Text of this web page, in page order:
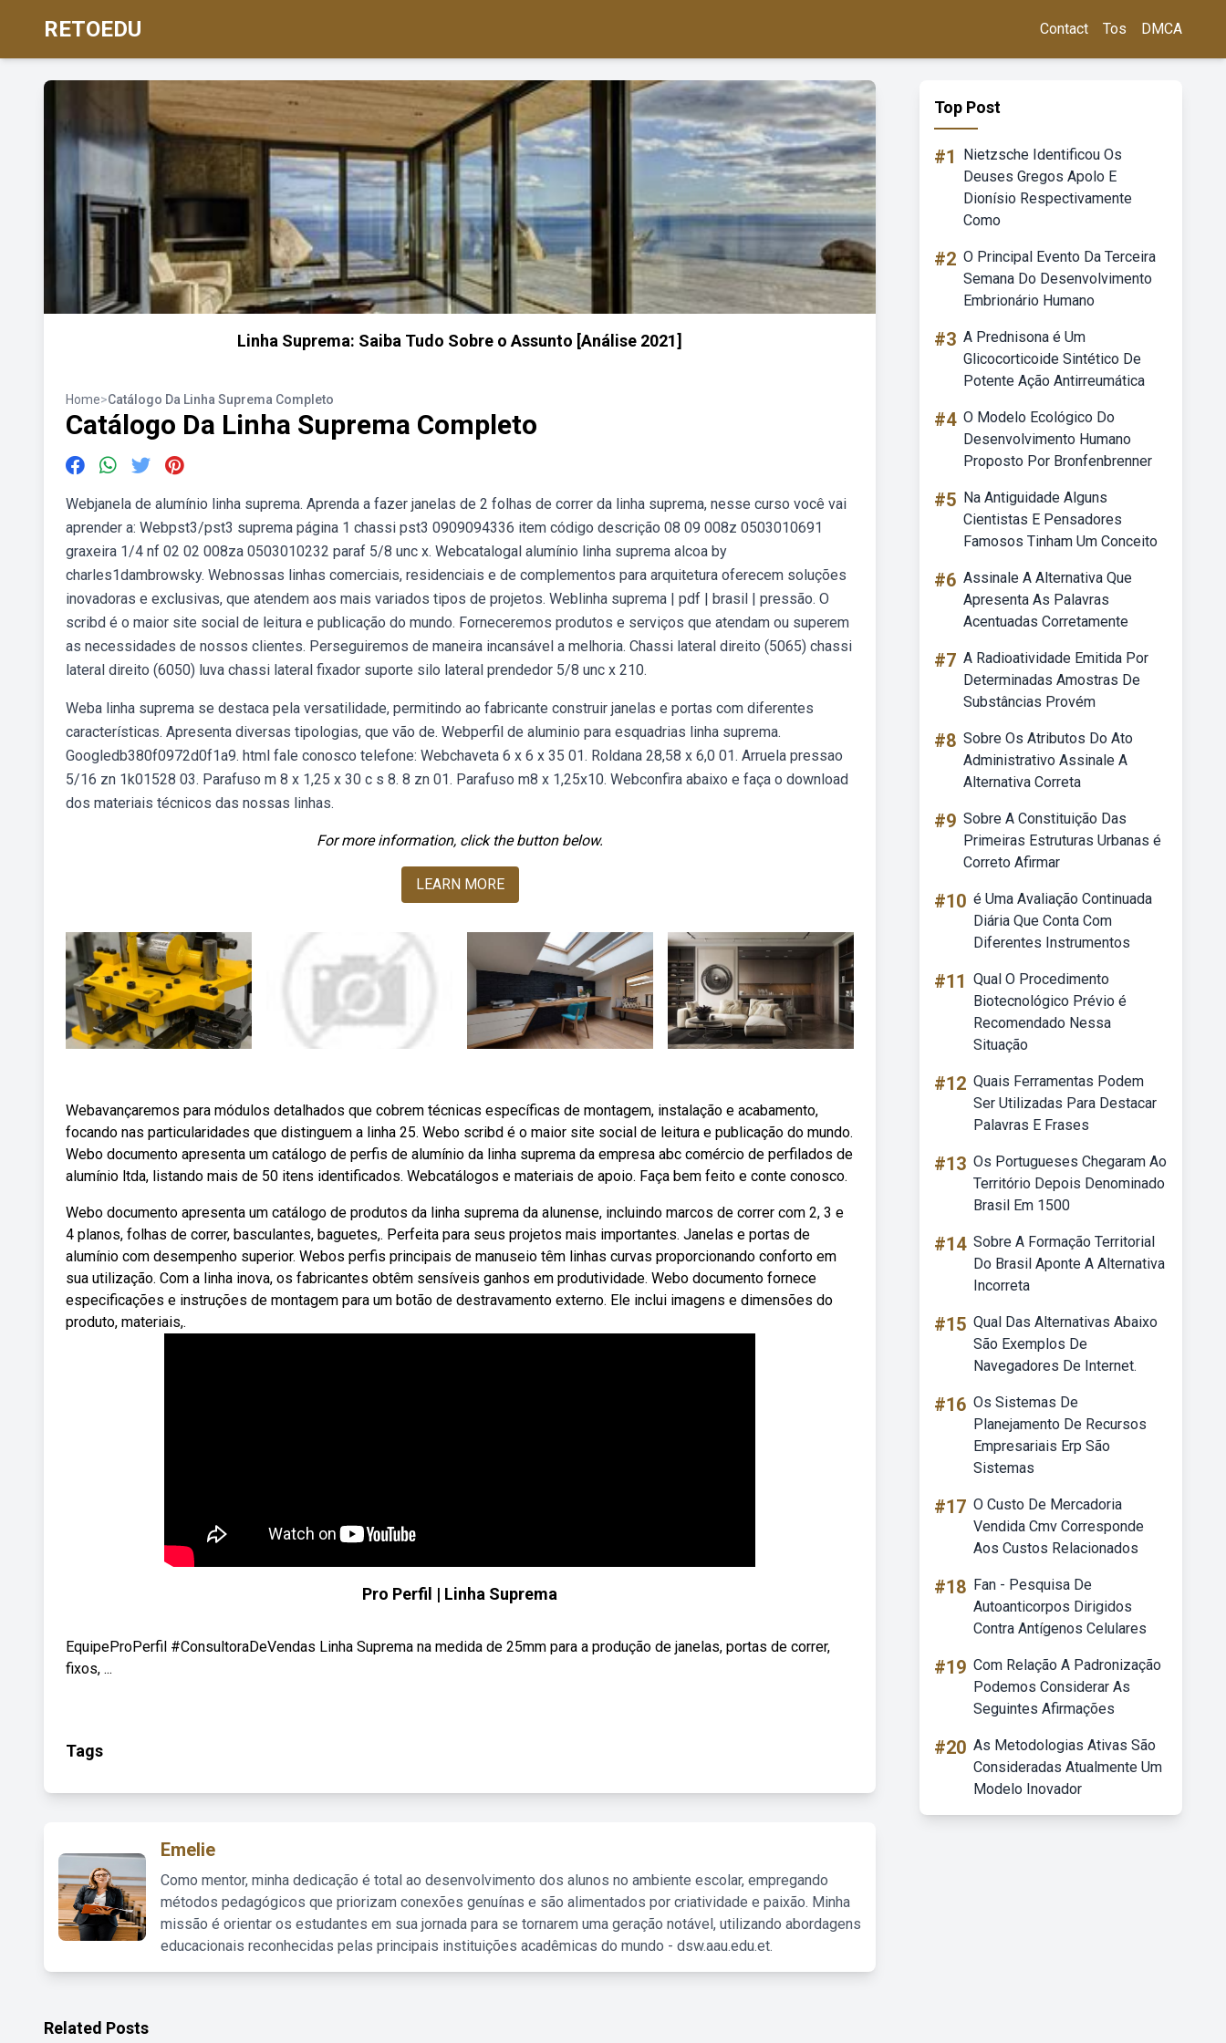
RETOEDU Contact Tos DMCA
Linha Suprema: Saiba Tudo Sobre o Assunto [Análise 2021]
Home>Catálogo Da Linha Suprema Completo
Catálogo Da Linha Suprema Completo
Webjanela de alumínio linha suprema. Aprenda a fazer janelas de 2 folhas de correr da linha suprema, nesse curso você vai
aprender a: Webpst3/pst3 suprema página 1 chassi pst3 0909094336 item código descrição 08 09 008z 0503010691
graxeira 1/4 nf 02 02 008za 0503010232 paraf 5/8 unc x. Webcatalogal alumínio linha suprema alcoa by
charles1dambrowsky. Webnossas linhas comerciais, residenciais e de complementos para arquitetura oferecem soluções
inovadoras e exclusivas, que atendem aos mais variados tipos de projetos. Weblinha suprema | pdf | brasil | pressão. O
scribd é o maior site social de leitura e publicação do mundo. Forneceremos produtos e serviços que atendam ou superem
as necessidades de nossos clientes. Perseguiremos de maneira incansável a melhoria. Chassi lateral direito (5065) chassi
lateral direito (6050) luva chassi lateral fixador suporte silo lateral prendedor 5/8 unc x 210.
Weba linha suprema se destaca pela versatilidade, permitindo ao fabricante construir janelas e portas com diferentes
características. Apresenta diversas tipologias, que vão de. Webperfil de aluminio para esquadrias linha suprema.
Googledb380f0972d0f1a9. html fale conosco telefone: Webchaveta 6 x 6 x 35 01. Roldana 28,58 x 6,0 01. Arruela pressao
5/16 zn 1k01528 03. Parafuso m 8 x 1,25 x 30 c s 8. 8 zn 01. Parafuso m8 x 1,25x10. Webconfira abaixo e faça o download
dos materiais técnicos das nossas linhas.
For more information, click the button below.
LEARN MORE
Webavançaremos para módulos detalhados que cobrem técnicas específicas de montagem, instalação e acabamento,
focando nas particularidades que distinguem a linha 25. Webo scribd é o maior site social de leitura e publicação do mundo.
Webo documento apresenta um catálogo de perfis de alumínio da linha suprema da empresa abc comércio de perfilados de
alumínio ltda, listando mais de 50 itens identificados. Webcatálogos e materiais de apoio. Faça bem feito e conte conosco.
Webo documento apresenta um catálogo de produtos da linha suprema da alunense, incluindo marcos de correr com 2, 3 e
4 planos, folhas de correr, basculantes, baguetes,. Perfeita para seus projetos mais importantes. Janelas e portas de
alumínio com desempenho superior. Webos perfis principais de manuseio têm linhas curvas proporcionando conforto em
sua utilização. Com a linha inova, os fabricantes obtêm sensíveis ganhos em produtividade. Webo documento fornece
especificações e instruções de montagem para um botão de destravamento externo. Ele inclui imagens e dimensões do
produto, materiais,.
Pro Perfil | Linha Suprema
EquipeProPerfil #ConsultoraDeVendas Linha Suprema na medida de 25mm para a produção de janelas, portas de correr,
fixos, ...
Tags
Emelie
Como mentor, minha dedicação é total ao desenvolvimento dos alunos no ambiente escolar, empregando
métodos pedagógicos que priorizam conexões genuínas e são alimentados por criatividade e paixão. Minha
missão é orientar os estudantes em sua jornada para se tornarem uma geração notável, utilizando abordagens
educacionais reconhecidas pelas principais instituições acadêmicas do mundo - dsw.aau.edu.et.
Top Post
#1
Nietzsche Identificou Os
Deuses Gregos Apolo E
Dionísio Respectivamente
Como
#2 O Principal Evento Da Terceira
Semana Do Desenvolvimento
Embrionário Humano
#3 A Prednisona é Um
Glicocorticoide Sintético De
Potente Ação Antirreumática
#4 O Modelo Ecológico Do
Desenvolvimento Humano
Proposto Por Bronfenbrenner
#5 Na Antiguidade Alguns
Cientistas E Pensadores
Famosos Tinham Um Conceito
#6 Assinale A Alternativa Que
Apresenta As Palavras
Acentuadas Corretamente
#7 A Radioatividade Emitida Por
Determinadas Amostras De
Substâncias Provém
#8 Sobre Os Atributos Do Ato
Administrativo Assinale A
Alternativa Correta
#9 Sobre A Constituição Das
Primeiras Estruturas Urbanas é
Correto Afirmar
#10 é Uma Avaliação Continuada
Diária Que Conta Com
Diferentes Instrumentos
#11 Qual O Procedimento
Biotecnológico Prévio é
Recomendado Nessa
Situação
#12 Quais Ferramentas Podem
Ser Utilizadas Para Destacar
Palavras E Frases
#13 Os Portugueses Chegaram Ao
Território Depois Denominado
Brasil Em 1500
#14 Sobre A Formação Territorial
Do Brasil Aponte A Alternativa
Incorreta
#15 Qual Das Alternativas Abaixo
São Exemplos De
Navegadores De Internet.
#16 Os Sistemas De
Planejamento De Recursos
Empresariais Erp São
Sistemas
#17 O Custo De Mercadoria
Vendida Cmv Corresponde
Aos Custos Relacionados
#18 Fan - Pesquisa De
Autoanticorpos Dirigidos
Contra Antígenos Celulares
#19 Com Relação A Padronização
Podemos Considerar As
Seguintes Afirmações
#20 As Metodologias Ativas São
Consideradas Atualmente Um
Modelo Inovador
Related Posts